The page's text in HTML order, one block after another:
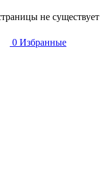
не существует
0 Избранные